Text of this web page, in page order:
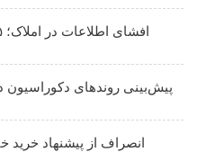
افشای اطلاعات در املاک؛ ۵ نکته کلیدی که باید بدانید.…
پیش‌بینی روندهای دکوراسیون داخلی ۲۰۲۶ از زبان
انصراف از پیشنهاد خرید